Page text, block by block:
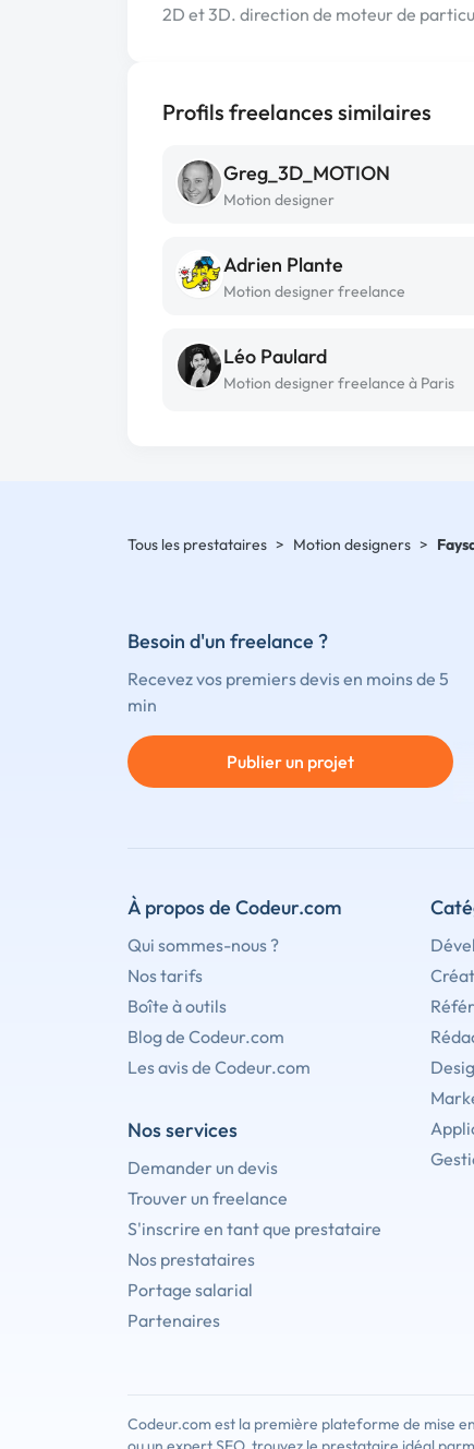
2D et 3D. direction de moteur de
Profils freelances similaires
Greg_3D_MOTION
Motion designer
Adrien Plante
Motion designer freelance
Léo Paulard
Motion designer freelance à Paris
Tous les prestataires > Motion designers >
Besoin d'un freelance ?
Recevez vos premiers devis en moins de 5
min
Publier un projet
À propos de Codeur.com
Qui sommes-nous ?
Nos tarifs
Boîte à outils
Blog de Codeur.com
Les avis de Codeur.com
Nos services
Demander un devis
Trouver un freelance
S'inscrire en tant que prestataire
Nos prestataires
Portage salarial
Partenaires
Codeur.com est la première plateforme de mise